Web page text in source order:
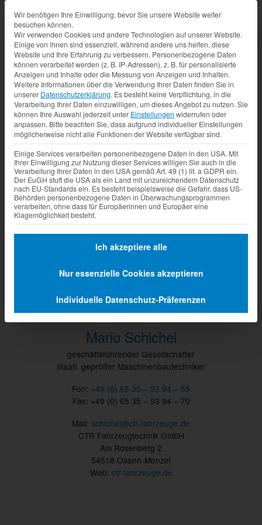
Mario Schichel
geschäftsführender Gesellschafter
staatl. geprüfter Maschinenbautechniker
Fon: +49 (0) 65 35 – 93 94 – 55
Fax: +49 (0) 65 35 – 93 94 – 70
Mail: schichel@ctr-fahrzeuge.de
CTR Fahrzeugtechnik GmbH
Am Rosenberg 2
54518 Osann-Monzel
Web: ctr-fahrzeuge.de
Datenschutz-Präferenz
Wir benötigen Ihre Einwilligung, bevor Sie unsere Website weiter
besuchen können.
Wir verwenden Cookies und andere Technologien auf unserer Website.
Einige von ihnen sind essenziell, während andere uns helfen, diese
Website und Ihre Erfahrung zu verbessern. Personenbezogene Daten
können verarbeitet werden (z. B. IP-Adressen), z. B. für personalisierte
Anzeigen und Inhalte oder die Messung von Anzeigen und Inhalten.
Weitere Informationen über die Verwendung Ihrer Daten finden Sie in
unserer Datenschutzerklärung. Es besteht keine Verpflichtung, in die
Verarbeitung Ihrer Daten einzuwilligen, um dieses Angebot zu nutzen. Sie
können Ihre Auswahl jederzeit unter Einstellungen widerrufen oder
anpassen. Bitte beachten Sie, dass aufgrund individueller Einstellungen
möglicherweise nicht alle Funktionen der Website verfügbar sind.
Einige Services verarbeiten personenbezogene Daten in den USA. Mit
Ihrer Einwilligung zur Nutzung dieser Services willigen Sie auch in die
Verarbeitung Ihrer Daten in den USA gemäß Art. 49 (1) lit. a GDPR ein.
Der EuGH stuft die USA als ein Land mit unzureichendem Datenschutz
nach EU-Standards ein. Es besteht beispielsweise die Gefahr, dass US-
Behörden personenbezogene Daten in Überwachungsprogrammen
verarbeiten, ohne dass für Europäerinnen und Europäer eine
Klagemöglichkeit besteht.
Ich akzeptiere alle
Nur essenzielle Cookies akzeptieren
Individuelle Datenschutz-Präferenzen